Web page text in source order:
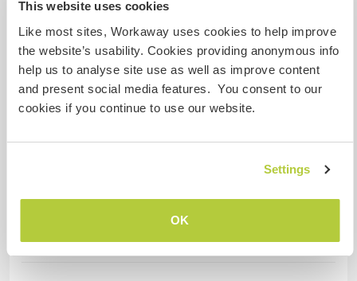
This website uses cookies
Like most sites, Workaway uses cookies to help improve
the website’s usability. Cookies providing anonymous info
help us to analyse site use as well as improve content
and present social media features. You consent to our
cookies if you continue to use our website.
Settings
OK
Somos fumadores
Puede alojar familias
digitales
I have access to wi-fi and work from home
house, this is not a problem. I maybe able to give